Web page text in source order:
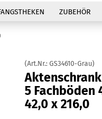
Konto erstellen
Passwort vergessen?
ZUBEHÖR
(Art.Nr.: GS34610-Grau)
5 Fachböden
42,0 x 216,0